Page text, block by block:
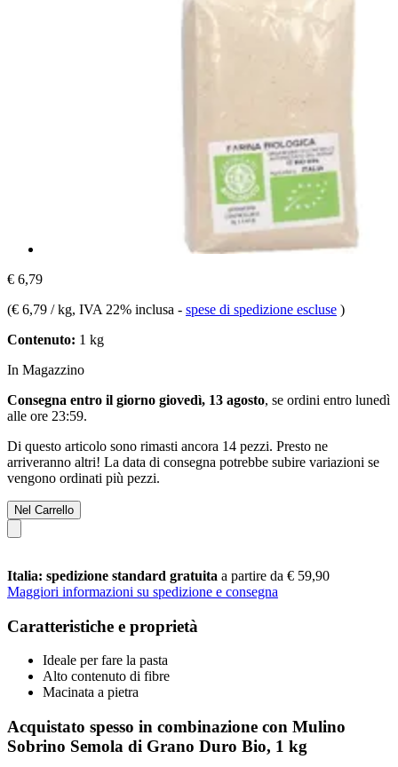
€ 6,79
(€ 6,79 / kg, IVA 22% inclusa - spese di spedizione escluse )
Contenuto: 1 kg
In Magazzino
Consegna entro il giorno giovedì, 13 agosto, se ordini entro lunedì
alle ore 23:59.
Di questo articolo sono rimasti ancora 14 pezzi. Presto ne
arriveranno altri! La data di consegna potrebbe subire variazioni se
vengono ordinati più pezzi.
Nel Carrello
Italia: spedizione standard gratuita a partire da € 59,90
Maggiori informazioni su spedizione e consegna
Caratteristiche e proprietà
Ideale per fare la pasta
Alto contenuto di fibre
Macinata a pietra
Acquistato spesso in combinazione con Mulino
Sobrino Semola di Grano Duro Bio, 1 kg